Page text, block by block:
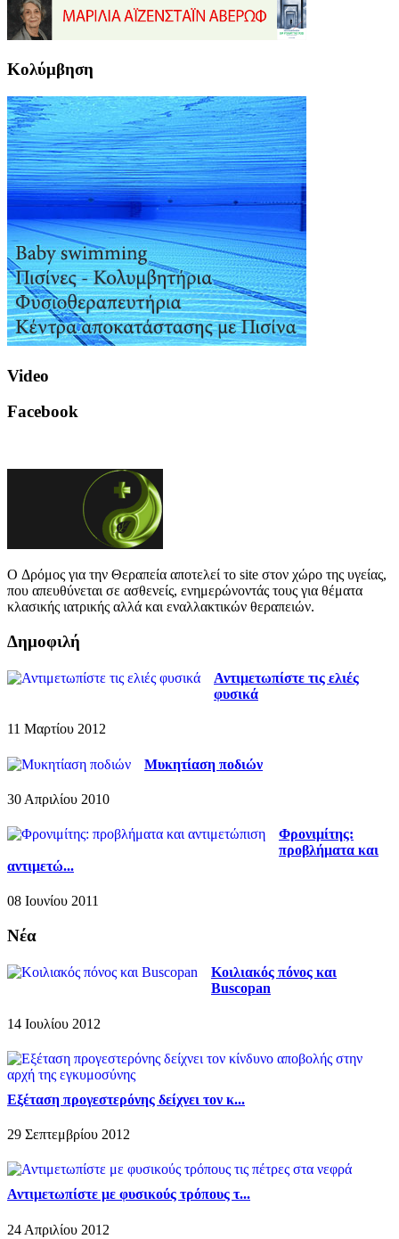
Κολύμβηση
Video
Facebook
O Δρόμος για την Θεραπεία αποτελεί το site στον χώρο της υγείας,
που απευθύνεται σε ασθενείς, ενημερώνοντάς τους για θέματα
κλασικής ιατρικής αλλά και εναλλακτικών θεραπειών.
Δημοφιλή
Αντιμετωπίστε τις ελιές
φυσικά
11 Μαρτίου 2012
Μυκητίαση ποδιών
30 Απριλίου 2010
Φρονιμίτης:
προβλήματα και
αντιμετώ...
08 Ιουνίου 2011
Νέα
Κοιλιακός πόνος και
Buscopan
14 Ιουλίου 2012
Εξέταση προγεστερόνης δείχνει τον κ...
29 Σεπτεμβρίου 2012
Αντιμετωπίστε με φυσικούς τρόπους τ...
24 Απριλίου 2012